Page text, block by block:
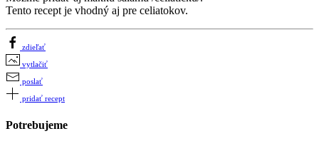
Tento recept je vhodný aj pre celiatokov.
zdieľať
vytlačiť
poslať
pridať recept
Potrebujeme